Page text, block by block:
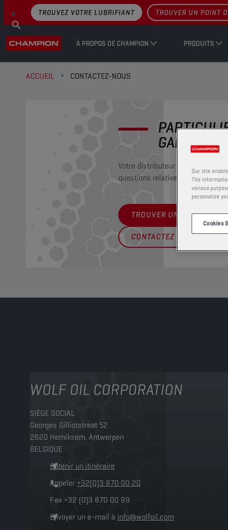
À PROPOS DE CHAMPION PRODUITS
TROUVEZ VOTRE LUBRIFIANT TROUVER UN POINT
ACCUEIL CONTACTEZ-NOUS
GARAGISTE
Votre distributeur local répondra
questions relatives à nos
TROUVER UN POINT DE
CONTACTEZ CHAMPION
WOLF OIL CORPORATION
SIÈGE SOCIAL
Georges Gilliotstraat 52
2620 Hemiksem, Antwerpen
BELGIQUE
Obtenir un itinéraire
Appeler +32(0)3 870 00 20
Fax +32 (0)3 870 00 99
Envoyer un e-mail à info@wolfoil.com
Our site
The
various
personalize
Cookies